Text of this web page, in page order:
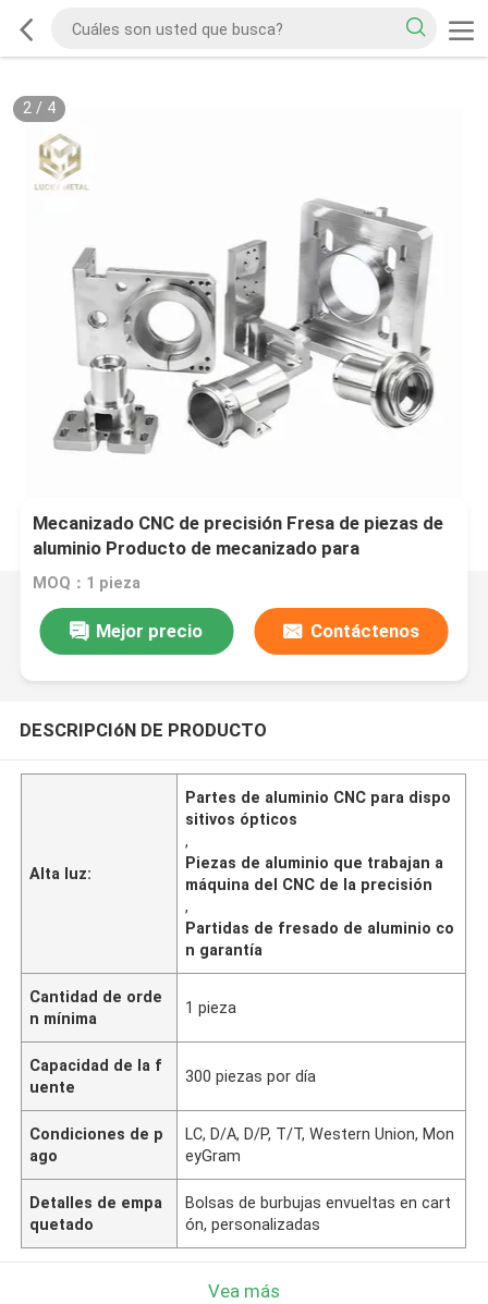
2/ 4
Mecanizado CNC de precisión Fresa de piezas de
aluminio Producto de mecanizado para
dispositivos ópticos
MOQ：1 pieza
Mejor precio Contáctenos
DESCRIPCIóN DE PRODUCTO
Alta luz:
Partes de aluminio CNC para dispo
sitivos ópticos
,
Piezas de aluminio que trabajan a
máquina del CNC de la precisión
,
Partidas de fresado de aluminio co
n garantía
Cantidad de orde
n mínima
1 pieza
Capacidad de la f
uente
300 piezas por día
Condiciones de p
ago
LC, D/A, D/P, T/T, Western Union, Mon
eyGram
Detalles de empa
quetado
Bolsas de burbujas envueltas en cart
ón, personalizadas
Vea más